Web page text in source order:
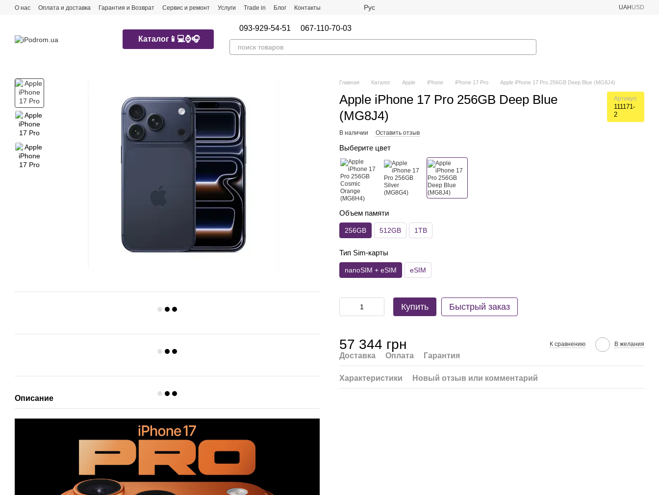
Перейти к основному контенту
О нас Оплата и доставка Гарантия и Возврат Сервис и ремонт Услуги Trade in Блог Контакты Рус UAH USD
Каталог📱💻⌚️🎧
093-929-54-51 067-110-70-03
Описание
Главная Каталог Apple iPhone iPhone 17 Pro Apple iPhone 17 Pro 256GB Deep Blue (MG8J4)
Apple iPhone 17 Pro 256GB Deep Blue
(MG8J4)
Артикул
111171-
2
В наличии Оставить отзыв
Выберите цвет
Объем памяти
256GB 512GB 1TB
Тип Sim-карты
nanoSIM + eSIM eSIM
Купить Быстрый заказ
57 344 грн К сравнению В желания
Доставка Оплата Гарантия
Характеристики Новый отзыв или комментарий